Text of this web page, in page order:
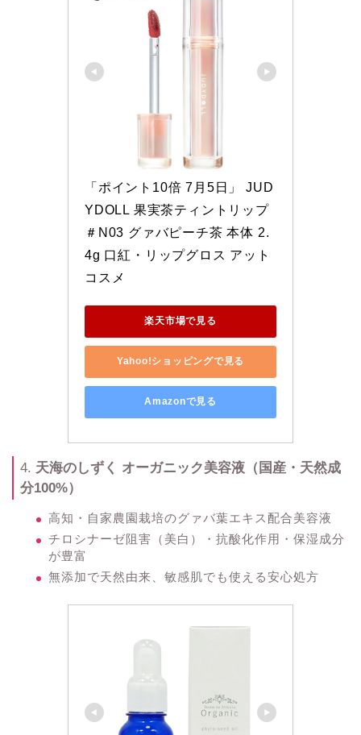
「ポイント10倍 7月5日」 JUD
YDOLL 果実茶ティントリップ
＃N03 グァバピーチ茶 本体 2.
4g 口紅・リップグロス アット
コスメ
楽天市場で見る
Yahoo!ショッピングで見る
Amazonで見る
4. 天海のしずく オーガニック美容液（国産・天然成
分100%）
高知・自家農園栽培のグァバ葉エキス配合美容液
チロシナーゼ阻害（美白）・抗酸化作用・保湿成分
が豊富
無添加で天然由来、敏感肌でも使える安心処方